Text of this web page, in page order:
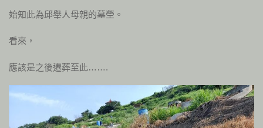
始知此為邱舉人母親的墓塋。
看來，
應該是之後遷葬至此…….